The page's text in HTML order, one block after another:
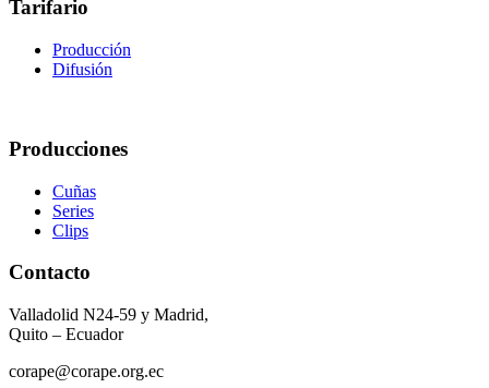
Tarifario
Producción
Difusión
Producciones
Cuñas
Series
Clips
Contacto
Valladolid N24-59 y Madrid,
Quito – Ecuador
corape@corape.org.ec